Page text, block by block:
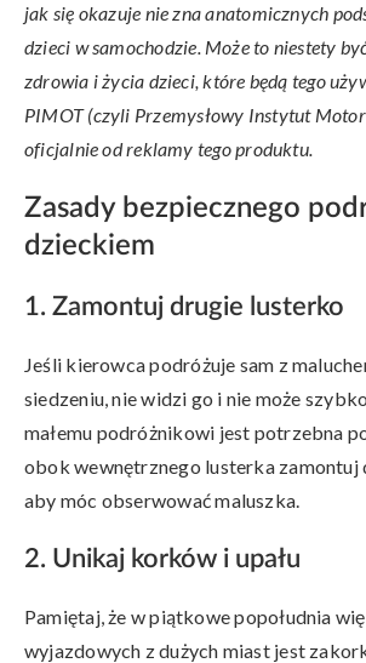
jak się okazuje nie zna anatomicznych
dzieci w samochodzie. Może to niestety
zdrowia i życia dzieci, które będą tego
PIMOT (czyli Przemysłowy Instytut
oficjalnie od reklamy tego produktu.
Zasady bezpiecznego
dzieckiem
1. Zamontuj drugie lusterko
Jeśli kierowca podróżuje sam z
siedzeniu, nie widzi go i nie może
małemu podróżnikowi jest potrzebna
obok wewnętrznego lusterka zamontuj
aby móc obserwować maluszka.
2. Unikaj korków i upału
Pamiętaj, że w piątkowe popołudnia
wyjazdowych z dużych miast jest